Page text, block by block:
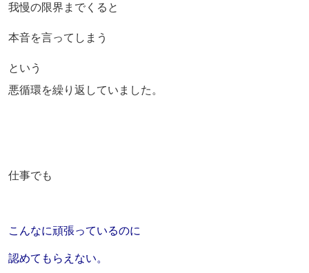
我慢の限界までくると
本音を言ってしまう
という
悪循環を繰り返していました。
仕事でも
こんなに頑張っているのに
認めてもらえない。